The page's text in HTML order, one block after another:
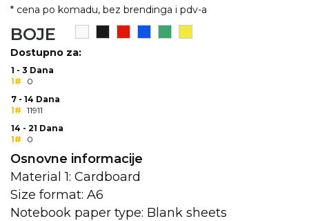
LAMPE
ZDRAVLJE I LEPOTA
DUKSEVI I KABANICE
KAČKETI, KAPE I ŠEŠIRI
POLO MAJICE
KOŠULJE
UNIFORME
STRETCH TOPS
* cena po komadu, bez brendinga i pdv-a
BOJE
Dostupno za:
1 - 3 Dana
1#
0
7 - 14 Dana
1# 11911
14 - 21 Dana
1#
0
Osnovne informacije
Material 1: Cardboard
Size format: A6
Notebook paper type: Blank sheets